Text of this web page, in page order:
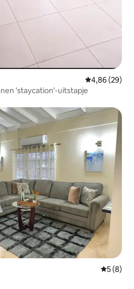
Gemiddelde
4,86 (29)
'staycation'-uitstapje
5 (8)